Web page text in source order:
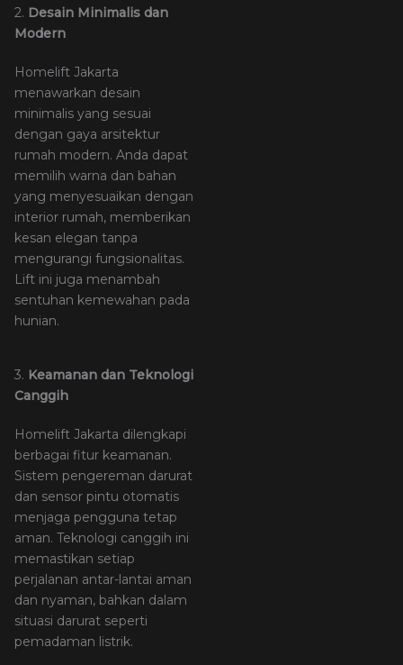
2. Desain Minimalis dan
Modern
Homelift Jakarta
menawarkan desain
minimalis yang sesuai
dengan gaya arsitektur
rumah modern. Anda dapat
memilih warna dan bahan
yang menyesuaikan dengan
interior rumah, memberikan
kesan elegan tanpa
mengurangi fungsionalitas.
Lift ini juga menambah
sentuhan kemewahan pada
hunian.
3. Keamanan dan Teknologi
Canggih
Homelift Jakarta dilengkapi
berbagai fitur keamanan.
Sistem pengereman darurat
dan sensor pintu otomatis
menjaga pengguna tetap
aman. Teknologi canggih ini
memastikan setiap
perjalanan antar-lantai aman
dan nyaman, bahkan dalam
situasi darurat seperti
pemadaman listrik.